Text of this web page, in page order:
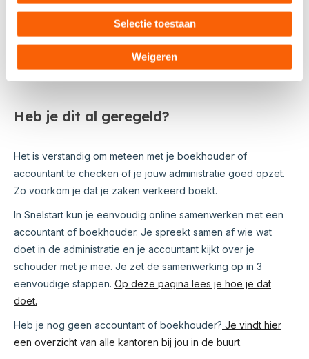
Selectie toestaan
Weigeren
bevestigen van je abonnement kun je in deze administratie
Wil je de naam van je administratie wijzigen? Klik dan op de
naam van je administratie en kies voor Administratiebeheer.
Heb je dit al geregeld?
Het is verstandig om meteen met je boekhouder of
accountant te checken of je jouw administratie goed opzet.
Zo voorkom je dat je zaken verkeerd boekt.
In Snelstart kun je eenvoudig online samenwerken met een
accountant of boekhouder. Je spreekt samen af wie wat
doet in de administratie en je accountant kijkt over je
schouder met je mee. Je zet de samenwerking op in 3
eenvoudige stappen. Op deze pagina lees je hoe je dat
doet.
Heb je nog geen accountant of boekhouder? Je vindt hier
een overzicht van alle kantoren bij jou in de buurt.